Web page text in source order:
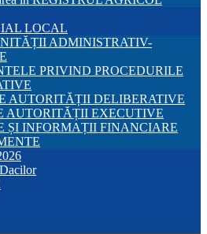
LOCAL
ADMINISTRATIV-
PRIVIND PROCEDURILE
AUTORITĂȚII DELIBERATIVE
AUTORITĂȚII EXECUTIVE
ȘI INFORMAȚII FINANCIARE